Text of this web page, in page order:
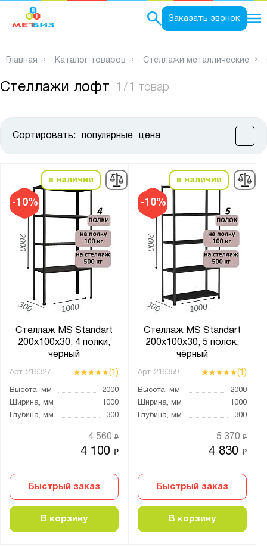
Заказать звонок
Главная Каталог товаров Стеллажи металлические
Стеллажи лофт 171 товар
Сортировать: популярные цена
-10%
в наличии
Стеллаж MS Standart
200х100х30, 4 полки,
чёрный
Арт. 216327 (1)
Высота, мм
2000
Ширина, мм
1000
Глубина, мм
300
4 100₽
4 560₽
Быстрый заказ
В корзину
-10%
в наличии
Стеллаж MS Standart
200х100х30, 5 полок,
чёрный
Арт. 216359 (1)
Высота, мм
2000
Ширина, мм
1000
Глубина, мм
300
4 830₽
5 370₽
Быстрый заказ
В корзину
Высота, мм:
от до
Ширина, мм:
от
Глубина, мм:
от до
порошковое
Количество полок, шт.:
до
Нагрузка на полку, кг:
от до